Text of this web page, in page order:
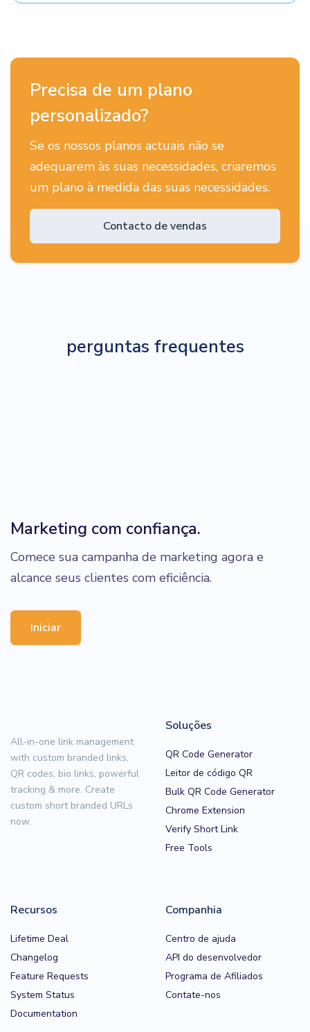
Precisa de um plano
personalizado?
Se os nossos planos actuais não se
adequarem às suas necessidades, criaremos
um plano à medida das suas necessidades.
Contacto de vendas
perguntas frequentes
Marketing com confiança.
Comece sua campanha de marketing agora e
alcance seus clientes com eficiência.
Iniciar
All-in-one link management
with custom branded links,
QR codes, bio links, powerful
tracking & more. Create
custom short branded URLs
now.
Soluções
QR Code Generator
Leitor de código QR
Bulk QR Code Generator
Chrome Extension
Verify Short Link
Free Tools
Recursos
Lifetime Deal
Changelog
Feature Requests
System Status
Documentation
Companhia
Centro de ajuda
API do desenvolvedor
Programa de Afiliados
Contate-nos